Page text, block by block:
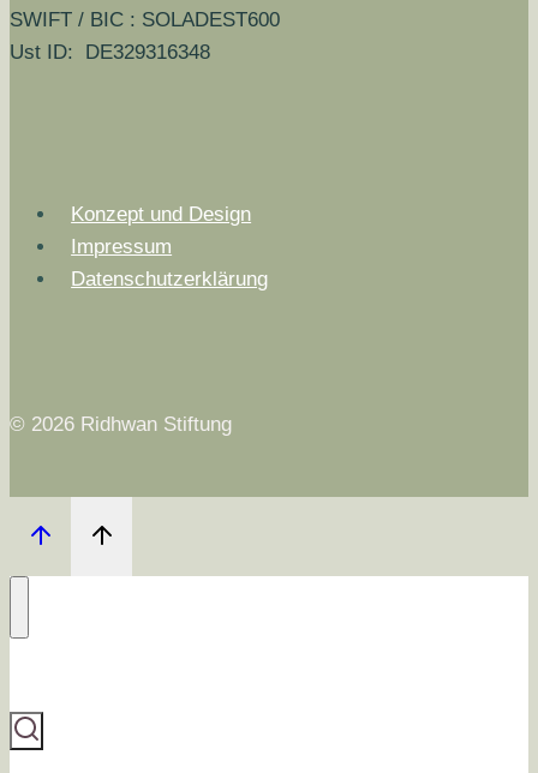
SWIFT / BIC : SOLADEST600
Ust ID: DE329316348
Konzept und Design
Impressum
Datenschutzerklärung
© 2026 Ridhwan Stiftung